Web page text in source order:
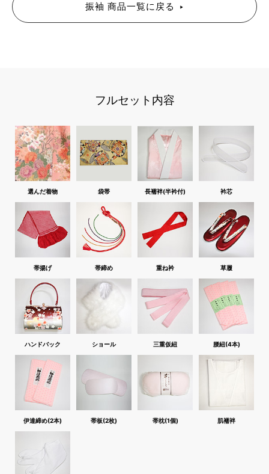
振袖 商品一覧に戻る
フルセット内容
選んだ着物 袋帯 長襦袢(半衿付) 衿芯
帯揚げ 帯締め 重ね衿 草履
ハンドバック ショール 三重仮紐 腰紐(4本)
伊達締め(2本) 帯板(2枚) 帯枕(1個) 肌襦袢